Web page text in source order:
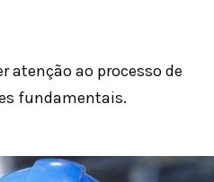
atenção ao processo de
fundamentais.